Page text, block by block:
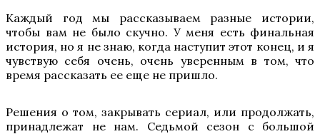
Каждый год мы рассказываем разные истории,
чтобы вам не было скучно. У меня есть финальная
история, но я не знаю, когда наступит этот конец, и я
чувствую себя очень, очень уверенным в том, что
время рассказать ее еще не пришло.
Решения о том, закрывать сериал, или продолжать,
принадлежат не нам. Седьмой сезон с большой